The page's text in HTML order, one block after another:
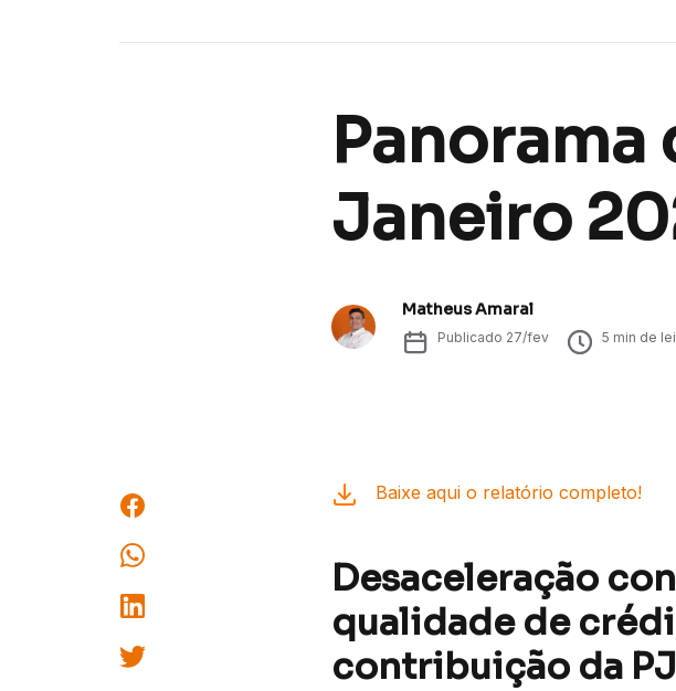
Janeiro
Matheus Amaral
Publicado 27/fev 5 min de
Baixe aqui o relatório completo!
Desaceleração
qualidade de
contribuição da PJ